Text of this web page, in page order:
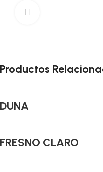
Productos
DUNA
FRESNO CLARO